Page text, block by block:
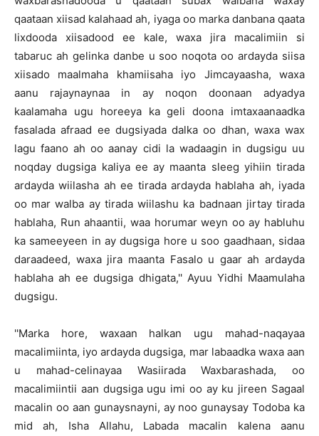
qaataan xiisad kalahaad ah, iyaga oo marka danbana qaata
lixdooda xiisadood ee kale, waxa jira macalimiin si
tabaruc ah gelinka danbe u soo noqota oo ardayda siisa
xiisado maalmaha khamiisaha iyo Jimcayaasha, waxa
aanu rajaynaynaa in ay noqon doonaan adyadya
kaalamaha ugu horeeya ka geli doona imtaxaanaadka
fasalada afraad ee dugsiyada dalka oo dhan, waxa wax
lagu faano ah oo aanay cidi la wadaagin in dugsigu uu
noqday dugsiga kaliya ee ay maanta sleeg yihiin tirada
ardayda wiilasha ah ee tirada ardayda hablaha ah, iyada
oo mar walba ay tirada wiilashu ka badnaan jirtay tirada
hablaha, Run ahaantii, waa horumar weyn oo ay habluhu
ka sameeyeen in ay dugsiga hore u soo gaadhaan, sidaa
daraadeed, waxa jira maanta Fasalo u gaar ah ardayda
hablaha ah ee dugsiga dhigata,'' Ayuu Yidhi Maamulaha
dugsigu.
''Marka hore, waxaan halkan ugu mahad-naqayaa
macalimiinta, iyo ardayda dugsiga, mar labaadka waxa aan
u mahad-celinayaa Wasiirada Waxbarashada, oo
macalimiintii aan dugsiga ugu imi oo ay ku jireen Sagaal
macalin oo aan gunaysnayni, ay noo gunaysay Todoba ka
mid ah, Isha Allahu, Labada macalin kalena aanu